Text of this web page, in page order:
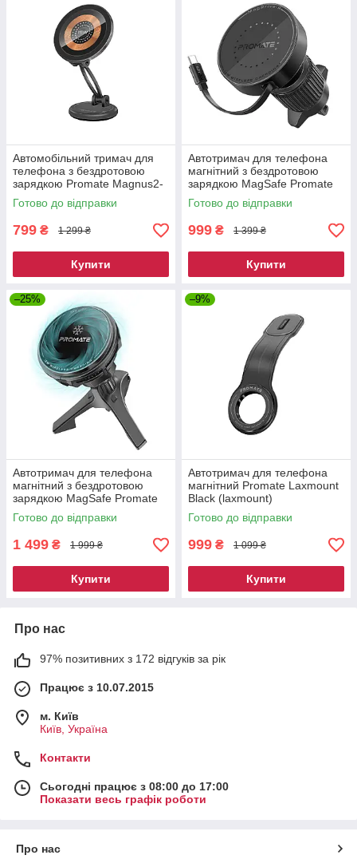
Автомобільний тримач для
телефона з бездротовою
зарядкою Promate Magnus2-
Qi Black (magnus2-qi)
Готово до відправки
799 ₴ 1 299 ₴
Купити
Автотримач для телефона
магнітний з бездротовою
зарядкою MagSafе Promate
MagDrive-R Black (magdrive-
r)
Готово до відправки
999 ₴ 1 399 ₴
Купити
–25%
Автотримач для телефона
магнітний з бездротовою
зарядкою MagSafе Promate
MagChill-Ga Black (magchill-
ga)
Готово до відправки
1 499 ₴ 1 999 ₴
Купити
–9%
Автотримач для телефона
магнітний Promate Laxmount
Black (laxmount)
Готово до відправки
999 ₴ 1 099 ₴
Купити
Про нас
97% позитивних з 172 відгуків за рік
Працює з 10.07.2015
м. Київ
Київ, Україна
Контакти
Сьогодні працює з 08:00 до 17:00
Показати весь графік роботи
Про нас